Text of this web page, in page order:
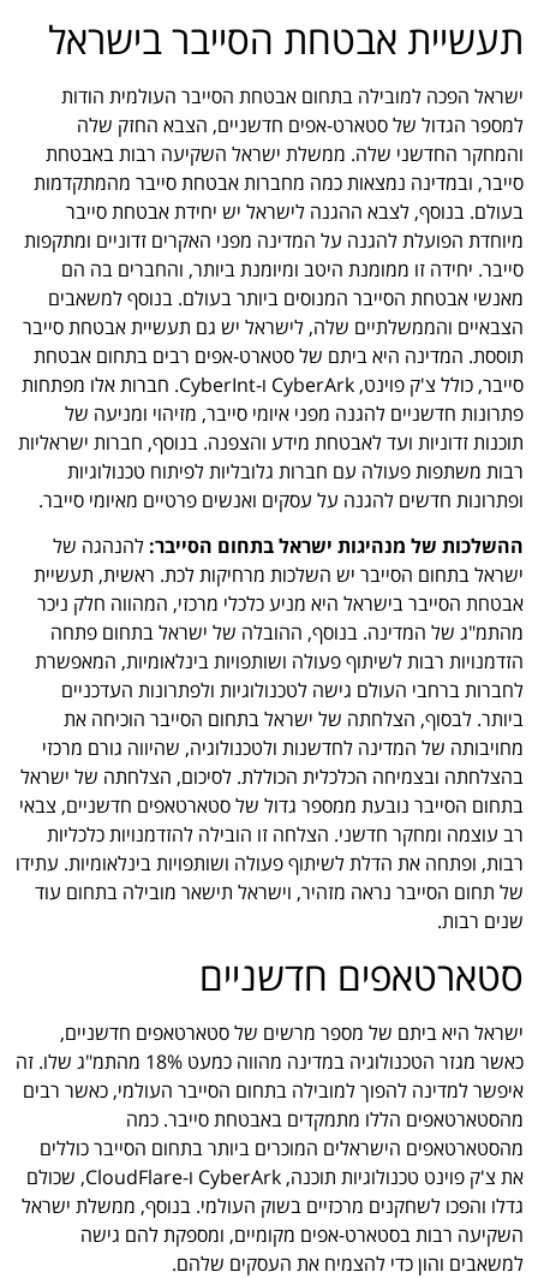
תעשיית אבטחת הסייבר בישראל
ישראל הפכה למובילה בתחום אבטחת הסייבר העולמית הודות
למספר הגדול של סטארט-אפים חדשניים, הצבא החזק שלה
והמחקר החדשני שלה. ממשלת ישראל השקיעה רבות באבטחת
סייבר, ובמדינה נמצאות כמה מחברות אבטחת סייבר מהמתקדמות
בעולם. בנוסף, לצבא ההגנה לישראל יש יחידת אבטחת סייבר
מיוחדת הפועלת להגנה על המדינה מפני האקרים זדוניים ומתקפות
סייבר. יחידה זו ממומנת היטב ומיומנת ביותר, והחברים בה הם
מאנשי אבטחת הסייבר המנוסים ביותר בעולם. בנוסף למשאבים
הצבאיים והממשלתיים שלה, לישראל יש גם תעשיית אבטחת סייבר
תוססת. המדינה היא ביתם של סטארט-אפים רבים בתחום אבטחת
סייבר, כולל צ'ק פוינט, CyberArk ו-CyberInt. חברות אלו מפתחות
פתרונות חדשניים להגנה מפני איומי סייבר, מזיהוי ומניעה של
תוכנות זדוניות ועד לאבטחת מידע והצפנה. בנוסף, חברות ישראליות
רבות משתפות פעולה עם חברות גלובליות לפיתוח טכנולוגיות
ופתרונות חדשים להגנה על עסקים ואנשים פרטיים מאיומי סייבר.
ההשלכות של מנהיגות ישראל בתחום הסייבר: להנהגה של
ישראל בתחום הסייבר יש השלכות מרחיקות לכת. ראשית, תעשיית
אבטחת הסייבר בישראל היא מניע כלכלי מרכזי, המהווה חלק ניכר
מהתמ"ג של המדינה. בנוסף, ההובלה של ישראל בתחום פתחה
הזדמנויות רבות לשיתוף פעולה ושותפויות בינלאומיות, המאפשרת
לחברות ברחבי העולם גישה לטכנולוגיות ולפתרונות העדכניים
ביותר. לבסוף, הצלחתה של ישראל בתחום הסייבר הוכיחה את
מחויבותה של המדינה לחדשנות ולטכנולוגיה, שהיווה גורם מרכזי
בהצלחתה ובצמיחה הכלכלית הכוללת. לסיכום, הצלחתה של ישראל
בתחום הסייבר נובעת ממספר גדול של סטארטאפים חדשניים, צבאי
רב עוצמה ומחקר חדשני. הצלחה זו הובילה להזדמנויות כלכליות
רבות, ופתחה את הדלת לשיתוף פעולה ושותפויות בינלאומיות. עתידו
של תחום הסייבר נראה מזהיר, וישראל תישאר מובילה בתחום עוד
שנים רבות.
סטארטאפים חדשניים
ישראל היא ביתם של מספר מרשים של סטארטאפים חדשניים,
כאשר מגזר הטכנולוגיה במדינה מהווה כמעט 18% מהתמ"ג שלו. זה
איפשר למדינה להפוך למובילה בתחום הסייבר העולמי, כאשר רבים
מהסטארטאפים הללו מתמקדים באבטחת סייבר. כמה
מהסטארטאפים הישראלים המוכרים ביותר בתחום הסייבר כוללים
את צ'ק פוינט טכנולוגיות תוכנה, CyberArk ו-CloudFlare, שכולם
גדלו והפכו לשחקנים מרכזיים בשוק העולמי. בנוסף, ממשלת ישראל
השקיעה רבות בסטארט-אפים מקומיים, ומספקת להם גישה
למשאבים והון כדי להצמיח את העסקים שלהם.